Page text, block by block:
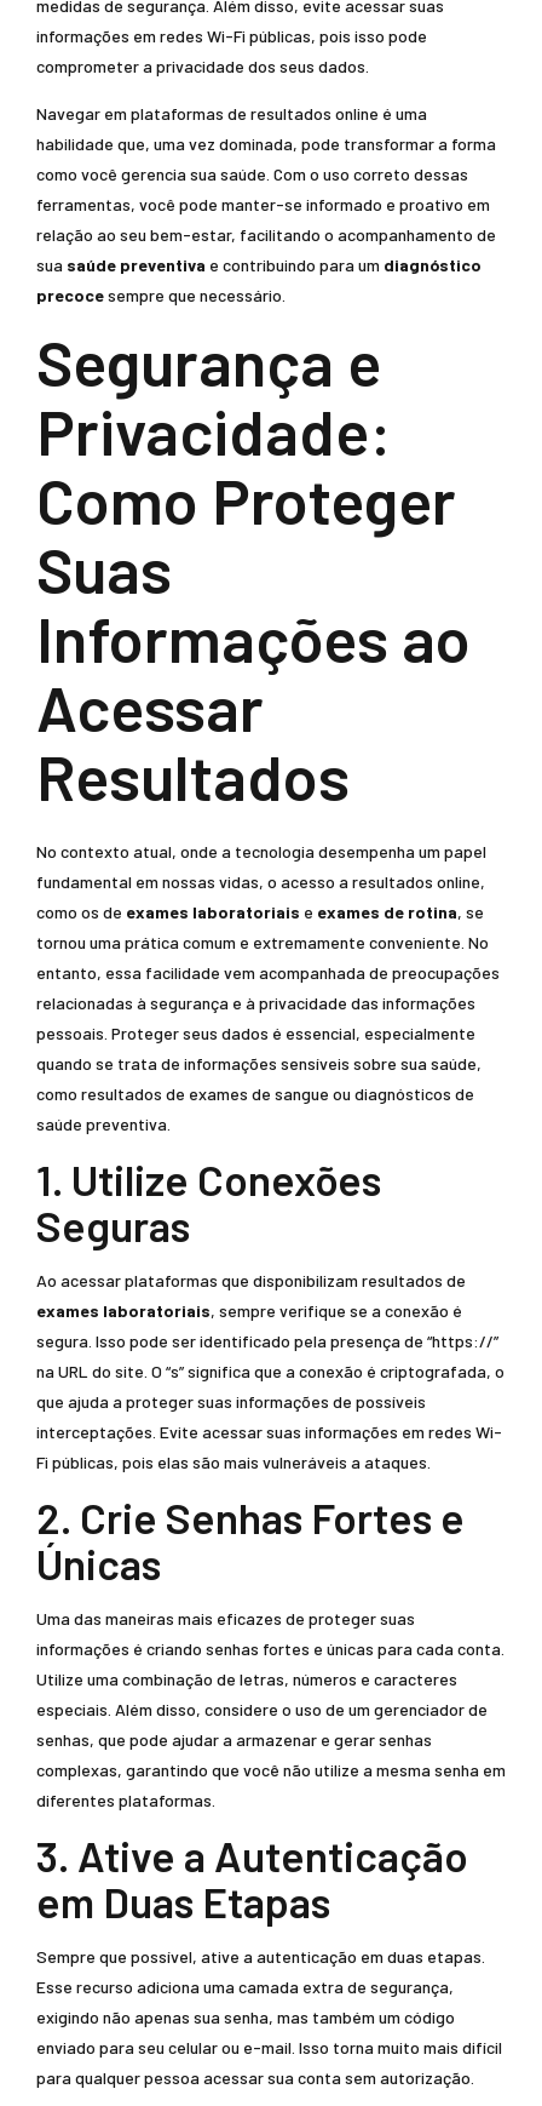
medidas de segurança. Além disso, evite acessar suas
informações em redes Wi-Fi públicas, pois isso pode
comprometer a privacidade dos seus dados.
Navegar em plataformas de resultados online é uma
habilidade que, uma vez dominada, pode transformar a forma
como você gerencia sua saúde. Com o uso correto dessas
ferramentas, você pode manter-se informado e proativo em
relação ao seu bem-estar, facilitando o acompanhamento de
sua saúde preventiva e contribuindo para um diagnóstico
precocesempre que necessário.
Segurança e
Privacidade:
Como Proteger
Suas
Informações ao
Acessar
Resultados
No contexto atual, onde a tecnologia desempenha um papel
fundamental em nossas vidas, o acesso a resultados online,
como os de exames laboratoriais e exames de rotina, se
tornou uma prática comum e extremamente conveniente. No
entanto, essa facilidade vem acompanhada de preocupações
relacionadas à segurança e à privacidade das informações
pessoais. Proteger seus dados é essencial, especialmente
quando se trata de informações sensíveis sobre sua saúde,
como resultados de exames de sangue ou diagnósticos de
saúde preventiva.
1. Utilize Conexões
Seguras
Ao acessar plataformas que disponibilizam resultados de
exames laboratoriais, sempre verifique se a conexão é
segura. Isso pode ser identificado pela presença de “https://”
na URL do site. O “s” significa que a conexão é criptografada, o
que ajuda a proteger suas informações de possíveis
interceptações. Evite acessar suas informações em redes Wi-
Fi públicas, pois elas são mais vulneráveis a ataques.
2. Crie Senhas Fortes e
Únicas
Uma das maneiras mais eficazes de proteger suas
informações é criando senhas fortes e únicas para cada conta.
Utilize uma combinação de letras, números e caracteres
especiais. Além disso, considere o uso de um gerenciador de
senhas, que pode ajudar a armazenar e gerar senhas
complexas, garantindo que você não utilize a mesma senha em
diferentes plataformas.
3. Ative a Autenticação
em Duas Etapas
Sempre que possível, ative a autenticação em duas etapas.
Esse recurso adiciona uma camada extra de segurança,
exigindo não apenas sua senha, mas também um código
enviado para seu celular ou e-mail. Isso torna muito mais difícil
para qualquer pessoa acessar sua conta sem autorização.